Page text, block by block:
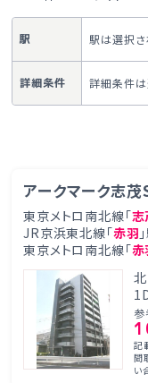
駅 駅は選択
詳細条件 詳細条件
アークマーク志
東京メトロ南北線「志
JR京浜東北線「赤羽
東京メトロ南北線「赤
参
記
間
い